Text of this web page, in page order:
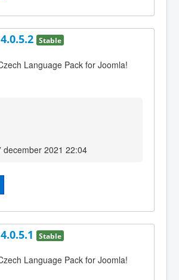
Stable
Language Pack for Joomla!
december 2021 22:04
Stable
Language Pack for Joomla!